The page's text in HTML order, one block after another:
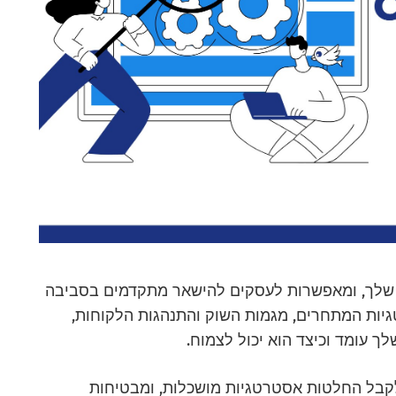
שלך, ומאפשרות לעסקים להישאר מתקדמים בסביבה
המתחרים, מגמות השוק והתנהגות הלקוחות,
עומד וכיצד הוא יכול לצמוח.
החלטות אסטרטגיות מושכלות, ומבטיחות